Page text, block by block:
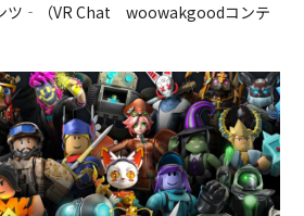
ツ‐（VR Chat woowakgoodコンテ